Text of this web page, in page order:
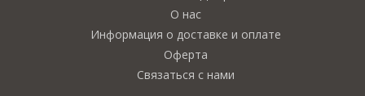
О нас
Информация о доставке и оплате
Оферта
Связаться с нами